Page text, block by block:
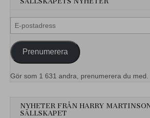
E-
postadress
Prenumerera
Gör som 1 631 andra, prenumerera du med.
NYHETER FRÅN HARRY
SÄLLSKAPET